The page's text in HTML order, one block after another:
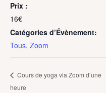
Prix :
16€
Catégories d’Évènement:
Tous, Zoom
Cours de yoga via Zoom d’une
heure